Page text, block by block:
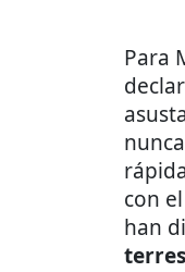
Para
con
han